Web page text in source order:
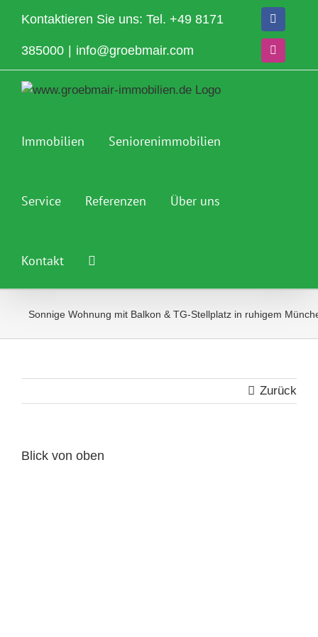
Inhalt
springen
Kontaktieren Sie uns: Tel. +49 8171
385000 info@groebmair.com
Facebook
Instagram
Immobilien Seniorenimmobilien
Service Referenzen Über uns
Kontakt
Sonnige Wohnung mit Balkon & TG-Stellplatz in ruhigem
Zurück
Blick von oben